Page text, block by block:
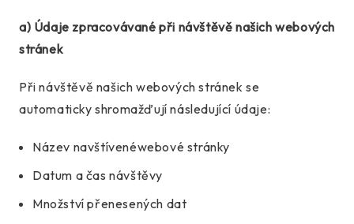
a) Údaje zpracovávané při návštěvě našich webových
stránek
Při návštěvě našich webových stránek se
automaticky shromažďují následující údaje:
Název navštívenéwebové stránky
Datum a čas návštěvy
Množství přenesených dat